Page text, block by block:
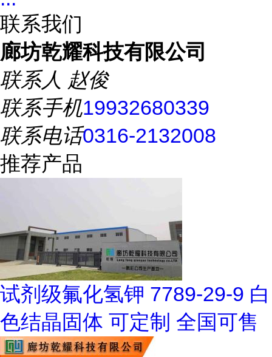
联系我们
廊坊乾耀科技有限公司
联系人 赵俊
联系手机19932680339
联系电话0316-2132008
推荐产品
试剂级氟化氢钾 7789-29-9 白
色结晶固体 可定制 全国可售